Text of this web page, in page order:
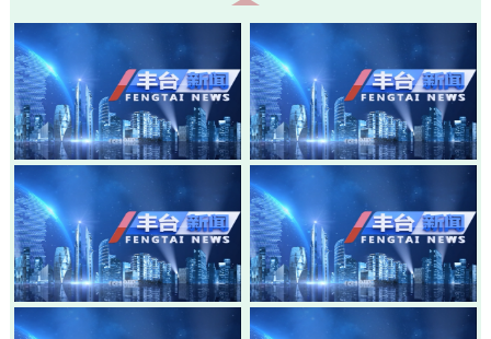
20260805-丰台新闻
20260803-丰台新闻